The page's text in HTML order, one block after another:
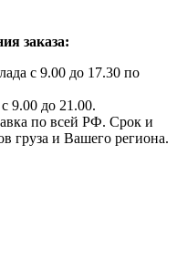
заказа:
с 9.00 до 17.30 по
9.00 до 21.00.
по всей РФ. Срок и
груза и Вашего региона.